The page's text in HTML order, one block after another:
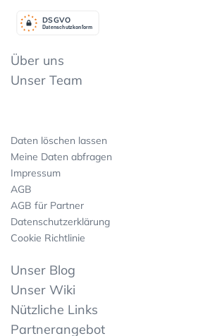
Datenschutzkonform
DSGVO
Über uns
Unser Team
Daten löschen lassen
Meine Daten abfragen
Impressum
AGB
AGB für Partner
Datenschutzerklärung
Cookie Richtlinie
Unser Blog
Unser Wiki
Nützliche Links
Partnerangebot